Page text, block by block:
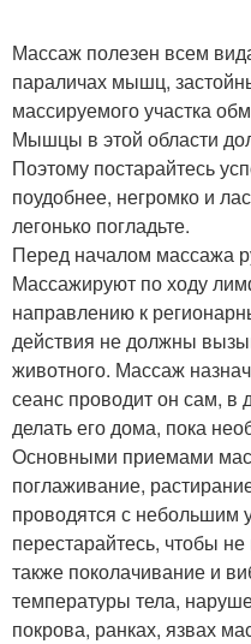
Массаж полезен всем
параличах мышц,
массируемого участка
Мышцы в этой области
Поэтому постарайтесь
поудобнее, негромко и
легонько погладьте.
Перед началом массажа
Массажируют по ходу
направлению к
действия не должны
животного. Массаж
сеанс проводит он сам,
делать его дома, пока
Основными приемами
поглаживание,
проводятся с небольшим
перестарайтесь, чтобы
также поколачивание и
температуры тела,
покрова, ранках, язвах